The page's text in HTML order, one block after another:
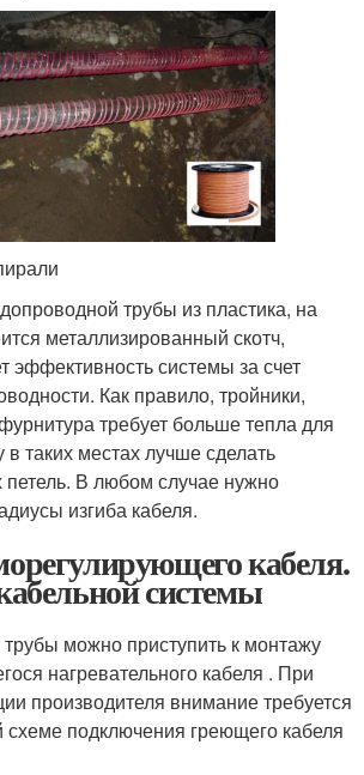
трубы из пластика, на
металлизированный скотч,
эффективность системы за счет
Как правило, тройники,
требует больше тепла для
в таких местах лучше сделать
петель. В любом случае нужно
изгиба кабеля.
кабеля.
системы
можно приступить к монтажу
нагревательного кабеля . При
производителя внимание требуется
схеме подключения греющего кабеля